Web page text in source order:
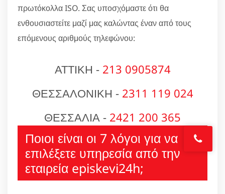
πρωτόκολλα ISO. Σας υποσχόμαστε ότι θα
ενθουσιαστείτε μαζί μας καλώντας έναν από τους
επόμενους αριθμούς τηλεφώνου:
ΑΤΤΙΚΗ - 213 0905874
ΘΕΣΣΑΛΟΝΙΚΗ - 2311 119 024
ΘΕΣΣΑΛΙΑ - 2421 200 365
Ποιοι είναι οι 7 λόγοι για να
επιλέξετε υπηρεσία από την
εταιρεία episkevi24h;